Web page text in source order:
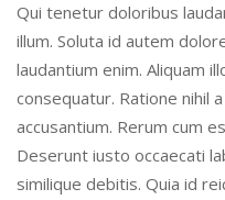
Qui tenetur doloribus
illum. Soluta id autem
laudantium enim. Aliquam
consequatur. Ratione nihil
accusantium. Rerum cum
Deserunt iusto occaecati
similique debitis. Quia id